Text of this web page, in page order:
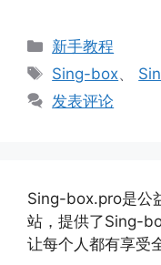
分
类
新手教程
标
签
Sing-box、
发表评论
Sing-box.pro是公
站，提供了Sing-
让每个人都有享受